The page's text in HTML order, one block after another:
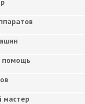
помощь
мастер